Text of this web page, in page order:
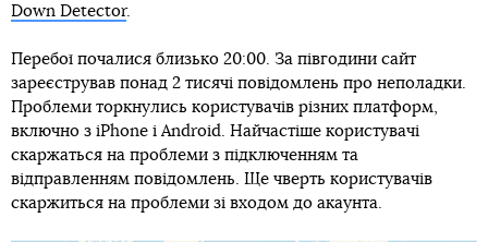
Down Detector.
Перебої почалися близько 20:00. За півгодини сайт
зареєстрував понад 2 тисячі повідомлень про неполадки.
Проблеми торкнулись користувачів різних платформ,
включно з iPhone і Android. Найчастіше користувачі
скаржаться на проблеми з підключенням та
відправленням повідомлень. Ще чверть користувачів
скаржиться на проблеми зі входом до акаунта.